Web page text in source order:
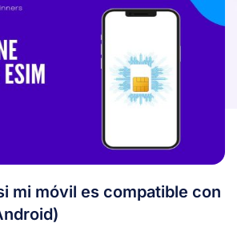
mi móvil es compatible con